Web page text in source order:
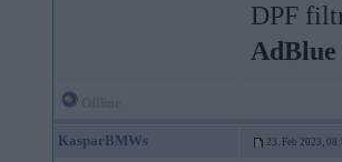
DPF
KasparBMWs 23. Feb 2023,